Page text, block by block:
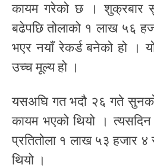
कायम गरेको छ । शुक्रबार
बढेपछि तोलाको १ लाख ५६
भएर नयाँ रेकर्ड बनेको हो ।
उच्च मूल्य हो ।
यसअघि गत भदौ २६ गते
कायम भएको थियो । त्यसदिन
प्रतितोला १ लाख ५३ हजार
थियो ।